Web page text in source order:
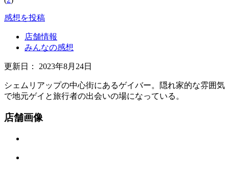
感想を投稿
店舗情報
みんなの感想
更新日： 2023年8月24日
シェムリアップの中心街にあるゲイバー。隠れ家的な雰囲気
で地元ゲイと旅行者の出会いの場になっている。
店舗画像